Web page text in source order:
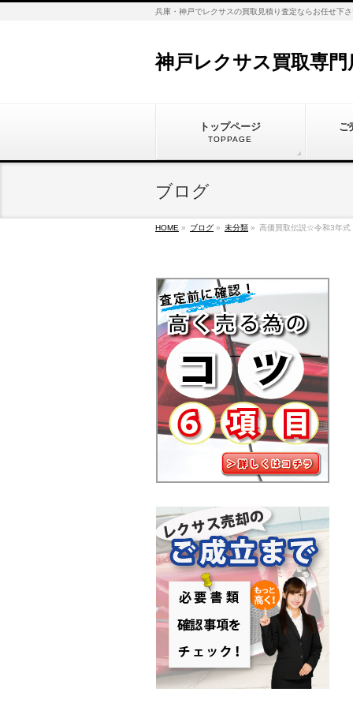
兵庫・神戸でレクサスの買取見積り査定ならお任せ下さ
神戸レクサス買取専門
トップページ
TOPPAGE
ご
ブログ
HOME » ブログ » 未分類 » 高価買取伝説☆令和3年式